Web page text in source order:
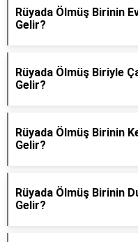
Rüyada Ölmüş Birinin
Gelir?
Rüyada Ölmüş Biriyle
Gelir?
Rüyada Ölmüş Birinin
Gelir?
Rüyada Ölmüş Birinin
Gelir?